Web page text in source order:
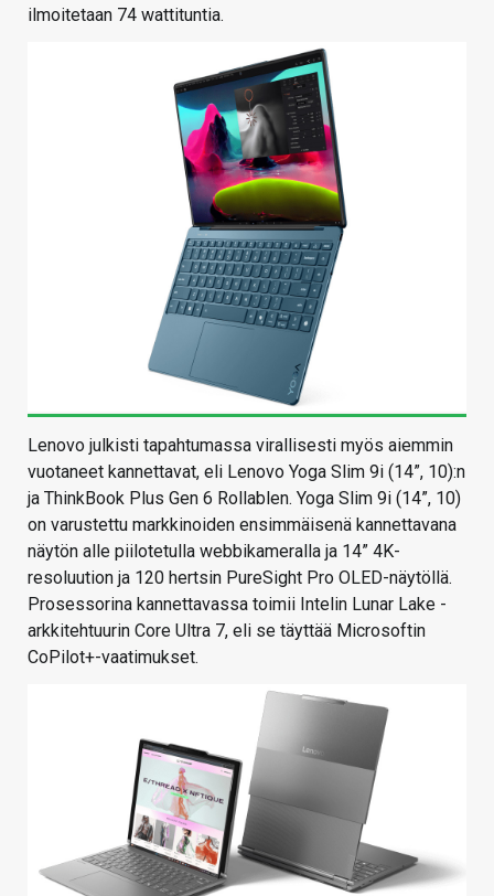
ilmoitetaan 74 wattituntia.
Lenovo julkisti tapahtumassa virallisesti myös aiemmin
vuotaneet kannettavat, eli Lenovo Yoga Slim 9i (14”, 10):n
ja ThinkBook Plus Gen 6 Rollablen. Yoga Slim 9i (14”, 10)
on varustettu markkinoiden ensimmäisenä kannettavana
näytön alle piilotetulla webbikameralla ja 14” 4K-
resoluution ja 120 hertsin PureSight Pro OLED-näytöllä.
Prosessorina kannettavassa toimii Intelin Lunar Lake -
arkkitehtuurin Core Ultra 7, eli se täyttää Microsoftin
CoPilot+-vaatimukset.